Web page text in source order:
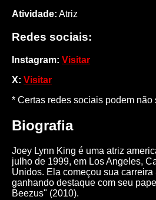
Atividade: Atriz
Redes sociais:
Instagram: Visitar
X: Visitar
* Certas redes sociais podem não
Biografia
Joey Lynn King é uma atriz
julho de 1999, em Los Angeles,
Unidos. Ela começou sua carreira
ganhando destaque com seu
Beezus" (2010).